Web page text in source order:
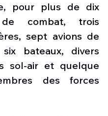
pour plus de dix
combat, trois
sept avions de
six bateaux, divers
sol-air et quelque
des forces